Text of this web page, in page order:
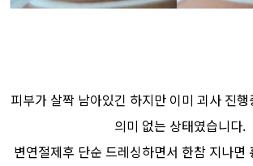
피부가 살짝 남아있긴 하지만 이미 괴사 진
의미 없는 상태였습니다.
변연절제후 단순 드레싱하면서 한참 지나면